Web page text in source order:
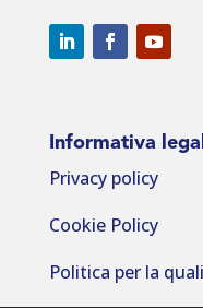
Informativa
Privacy policy
Cookie Policy
Politica per la